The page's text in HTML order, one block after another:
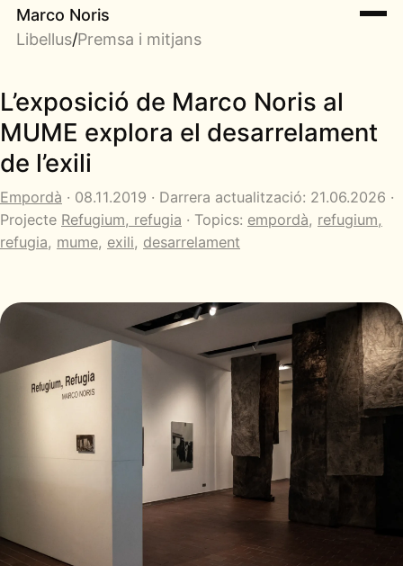
Marco Noris
Libellus/Premsa i mitjans
L’exposició de Marco Noris al
MUME explora el desarrelament
de l’exili
Empordà · 08.11.2019 · Darrera actualització: 21.06.2026 ·
Projecte Refugium, refugia · Topics: empordà, refugium,
refugia, mume, exili, desarrelament